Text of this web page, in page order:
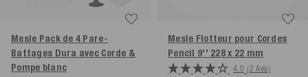
Mesle Pack de 4 Pare-
Battages Dura avec Corde &
Pompe blanc
Mesle Flotteur pour Cordes
Pencil 9'' 228 x 22 mm
4.0 (2 Avis)